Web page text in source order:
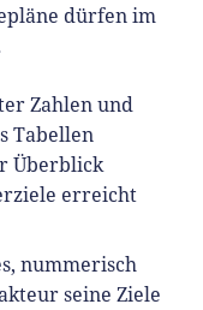
dürfen im
Zahlen und
Tabellen
Überblick
erreicht
nummerisch
seine Ziele